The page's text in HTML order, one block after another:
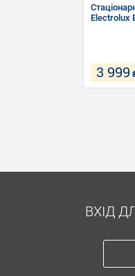
Electrolux
3 999
ВХІД